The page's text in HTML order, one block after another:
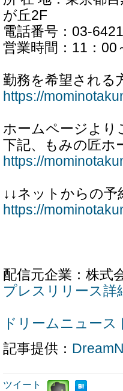
が丘2F
電話番号：03-
営業時間：11：
勤務を希望される
https://
ホームページより
下記、もみの匠ホ
https://
↓↓ネットからの予
https://
配信元企業：株式
プレスリリース詳
ドリームニュース
記事提供：
ツイート